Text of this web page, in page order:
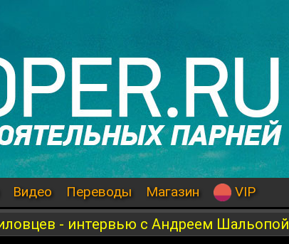
Видео Переводы Магазин VIP
- интервью с Андреем Шальопой